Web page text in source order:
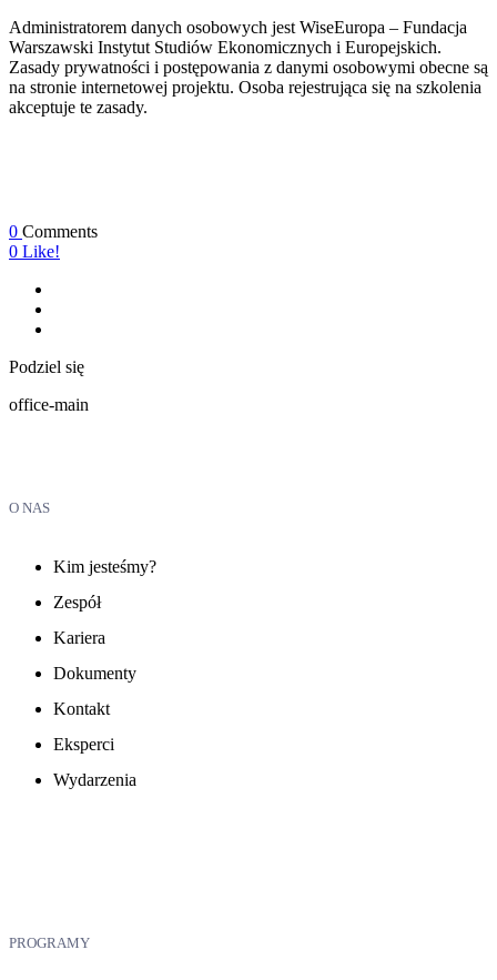
Administratorem danych osobowych jest WiseEuropa – Fundacja
Warszawski Instytut Studiów Ekonomicznych i Europejskich.
Zasady prywatności i postępowania z danymi osobowymi obecne są
na stronie internetowej projektu. Osoba rejestrująca się na szkolenia
akceptuje te zasady.
0 Comments
0 Like!
Podziel się
office-main
O NAS
Kim jesteśmy?
Zespół
Kariera
Dokumenty
Kontakt
Eksperci
Wydarzenia
PROGRAMY